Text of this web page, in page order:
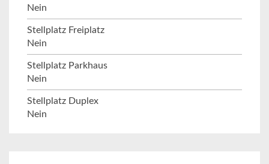
Nein
Stellplatz Freiplatz
Nein
Stellplatz Parkhaus
Nein
Stellplatz Duplex
Nein